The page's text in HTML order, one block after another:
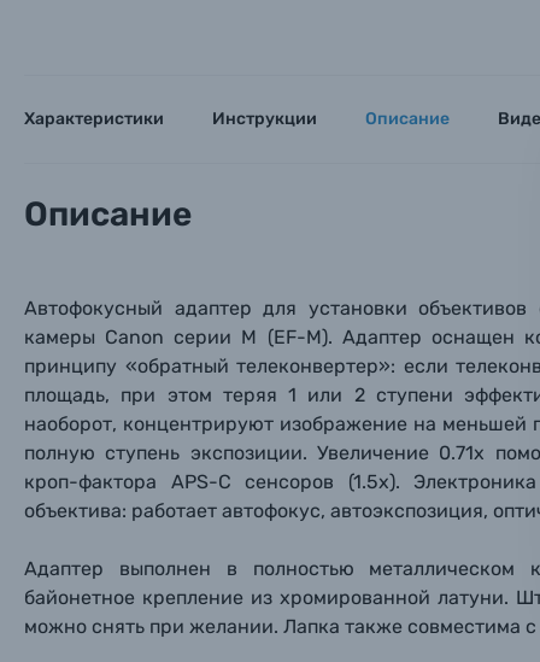
Ваш
Ваш
Вспышки для фотоаппаратов
Электроника
Материалы
Осветительное оборудование
Фотоальбомы
Заказ
Вами с
Имя*
Номер
Нажимая
Характеристики Инструкции Описание
Описание
Автофокусный адаптер для установки
камеры Canon серии M (EF-M). Адаптер оснащен
принципу «обратный телеконвертер»: если
площадь, при этом теряя 1 или 2 ступени
наоборот, концентрируют изображение на меньшей
полную ступень экспозиции. Увеличение 0.71х
кроп-фактора APS-C сенсоров (1.5х).
объектива: работает автофокус, автоэкспозиция,
Адаптер выполнен в полностью металлическом
байонетное крепление из хромированной латуни.
можно снять при желании. Лапка также совместима с
Ваш